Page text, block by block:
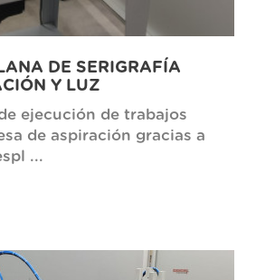
DE SERIGRAFÍA
Y LUZ
ejecución de trabajos
de aspiración gracias a
...